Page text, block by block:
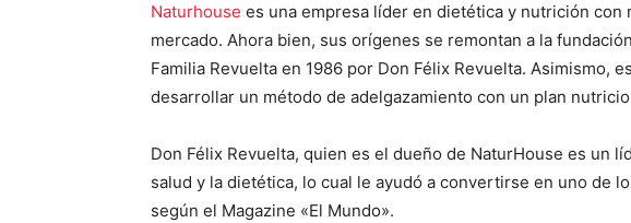
Naturhouse es una empresa líder en dietética y nutrición con
mercado. Ahora bien, sus orígenes se remontan a la
Familia Revuelta en 1986 por Don Félix Revuelta. Asimismo,
desarrollar un método de adelgazamiento con un plan
Don Félix Revuelta, quien es el dueño de NaturHouse es un
salud y la dietética, lo cual le ayudó a convertirse en uno de
según el Magazine «El Mundo».